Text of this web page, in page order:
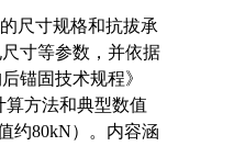
尺寸规格和抗拔承
寸等参数，并依据
锚固技术规程》
算方法和典型数值
约80kN）。内容涵